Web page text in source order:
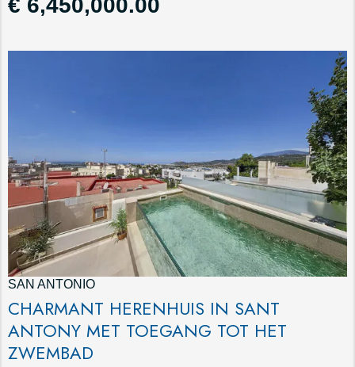
€ 6,450,000.00
SAN ANTONIO
CHARMANT HERENHUIS IN SANT
ANTONY MET TOEGANG TOT HET
ZWEMBAD